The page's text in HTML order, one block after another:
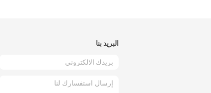
البريد بنا